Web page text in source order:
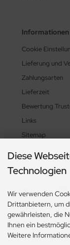
Informationen
Cookie
Lieferung und
Zahlungsarten
Lieferzeit
Bewertung
Links
Sitemap
Social Media
Diese
Technologien
Wir verwenden
Drittanbietern, um
gewährleisten, die
Ihnen ein
Weitere